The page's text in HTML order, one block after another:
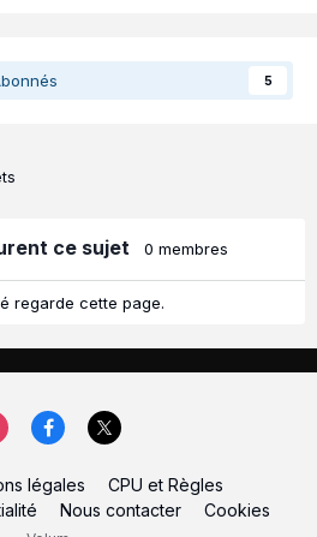
5
ce sujet 0 membres
regarde cette page.
légales
CPU et Règles
Nous contacter Cookies